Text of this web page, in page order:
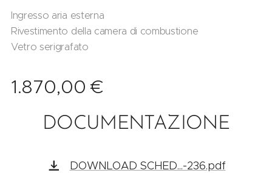
Ingresso aria esterna
Rivestimento della camera di combustione
Vetro serigrafato
1.870,00 €
DOCUMENTAZIONE
DOWNLOAD SCHED...-236.pdf